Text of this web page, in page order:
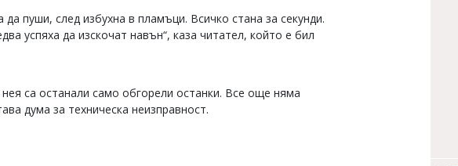
да пуши, след избухна в пламъци. Всичко стана за секунди.
успяха да изскочат навън“, каза читател, който е бил
са останали само обгорели останки. Все още няма
дума за техническа неизправност.